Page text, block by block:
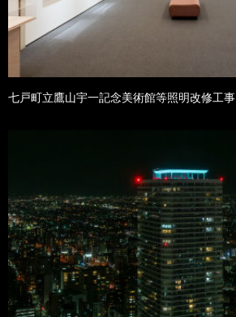
七戸町立鷹山宇一記念美術館等照明改修工事